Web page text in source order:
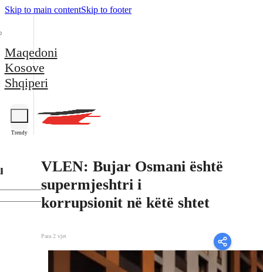
Skip to main contentSkip to footer
Maqedoni
Kosove
Shqiperi
Trendy
VLEN: Bujar Osmani është
supermjeshtri i
korrupsionit në këtë shtet
Para 2 vjet